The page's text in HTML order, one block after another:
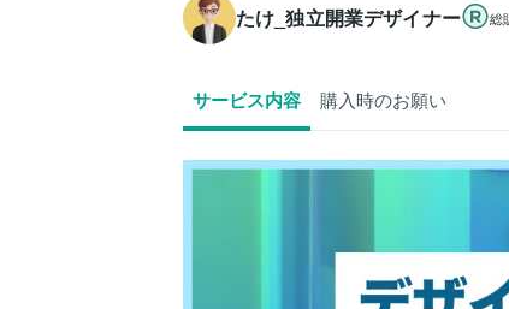
たけ_独立開業デザイナー 総
サービス内容 購入時のお願い